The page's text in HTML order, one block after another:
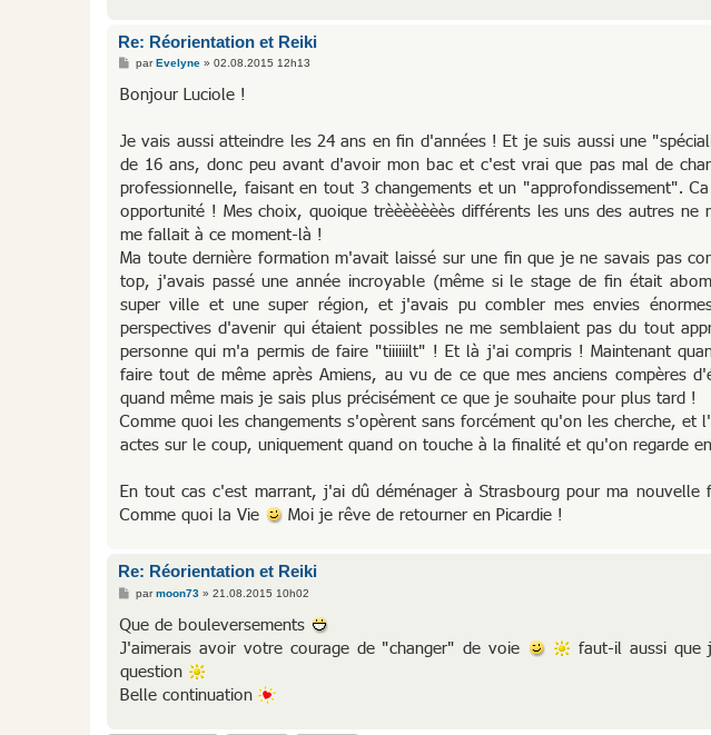
Re: Réorientation et Reiki
M
s
e
parEvelyne» 02.08.2015 12h13
Bonjour Luciole !
Je vais aussi atteindre les 24 ans en fin d'années ! Et je suis aussi une
de 16 ans, donc peu avant d'avoir mon bac et c'est vrai que pas mal de
professionnelle, faisant en tout 3 changements et un "approfondissement".
opportunité ! Mes choix, quoique trèèèèèèès différents les uns des autres
me fallait à ce moment-là !
Ma toute dernière formation m'avait laissé sur une fin que je ne savais pas
top, j'avais passé une année incroyable (même si le stage de fin était
super ville et une super région, et j'avais pu combler mes envies
perspectives d'avenir qui étaient possibles ne me semblaient pas du tout
personne qui m'a permis de faire "tiiiiiilt" ! Et là j'ai compris ! Maintenant
faire tout de même après Amiens, au vu de ce que mes anciens compères
quand même mais je sais plus précisément ce que je souhaite pour plus tard !
Comme quoi les changements s'opèrent sans forcément qu'on les cherche,
actes sur le coup, uniquement quand on touche à la finalité et qu'on regarde
En tout cas c'est marrant, j'ai dû déménager à Strasbourg pour ma
Comme quoi la Vie
Moi je rêve de retourner en Picardie !
Re: Réorientation et Reiki
M
s
a
e
parmoon73» 21.08.2015 10h02
Que de bouleversements
J'aimerais avoir votre courage de "changer" de voie
faut-il aussi que
question
Belle continuation